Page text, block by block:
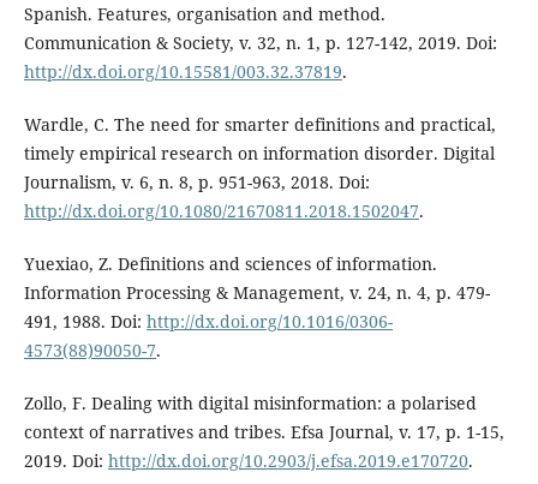
Spanish. Features, organisation and method.
Communication & Society, v. 32, n. 1, p. 127-142, 2019. Doi:
http://dx.doi.org/10.15581/003.32.37819.
Wardle, C. The need for smarter definitions and practical,
timely empirical research on information disorder. Digital
Journalism, v. 6, n. 8, p. 951-963, 2018. Doi:
http://dx.doi.org/10.1080/21670811.2018.1502047.
Yuexiao, Z. Definitions and sciences of information.
Information Processing & Management, v. 24, n. 4, p. 479-
491, 1988. Doi: http://dx.doi.org/10.1016/0306-
4573(88)90050-7.
Zollo, F. Dealing with digital misinformation: a polarised
context of narratives and tribes. Efsa Journal, v. 17, p. 1-15,
2019. Doi: http://dx.doi.org/10.2903/j.efsa.2019.e170720.